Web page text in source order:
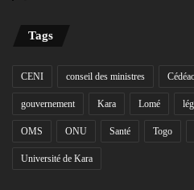
Tags
CENI conseil des ministres
gouvernement Kara Lomé
OMS ONU Santé Togo
Université de Kara